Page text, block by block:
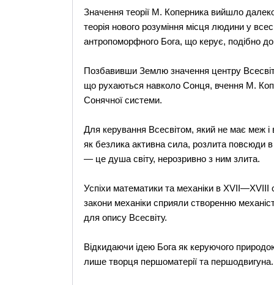
Значення теорії М. Коперника вийшло
теорія нового розуміння місця людини у
антропоморфного Бога, що керує, подібно
Позбавивши Землю значення центру
що рухаються навколо Сонця, вчення М.
Сонячної системи.
Для керування Всесвітом, який не має меж і
як безлика активна сила, розлита повсюди
— це душа світу, нерозривно з ним злита.
Успіхи математики та механіки в XVII—XVIII
закони механіки сприяли створенню
для опису Всесвіту.
Відкидаючи ідею Бога як керуючого
лише творця першоматерії та першодвигуна.